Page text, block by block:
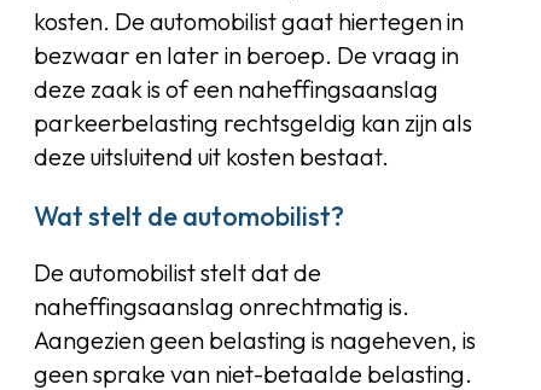
kosten. De automobilist gaat hiertegen in
bezwaar en later in beroep. De vraag in
deze zaak is of een naheffingsaanslag
parkeerbelasting rechtsgeldig kan zijn als
deze uitsluitend uit kosten bestaat.
Wat stelt de automobilist?
De automobilist stelt dat de
naheffingsaanslag onrechtmatig is.
Aangezien geen belasting is nageheven, is
geen sprake van niet-betaalde belasting.